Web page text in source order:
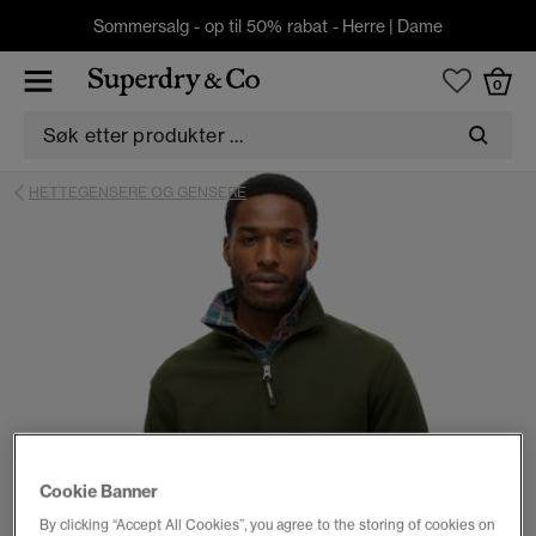
Sommersalg - op til 50% rabat - Herre | Dame
0
HETTEGENSERE OG GENSERE
Cookie Banner
By clicking “Accept All Cookies”, you agree to the storing of cookies on